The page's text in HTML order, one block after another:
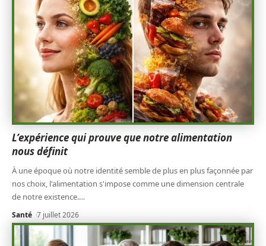
L’expérience qui prouve que notre alimentation
nous définit
À une époque où notre identité semble de plus en plus façonnée par
nos choix, l'alimentation s'impose comme une dimension centrale
de notre existence.…
Santé 7 juillet 2026